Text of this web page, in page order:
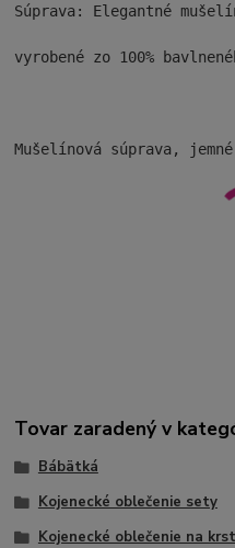
Súprava: Elegantné
vyrobené zo 100%
Mušelínová súprava,
Tovar zaradený v
Bábätká
Kojenecké oblečenie sety
Kojenecké oblečenie na krst